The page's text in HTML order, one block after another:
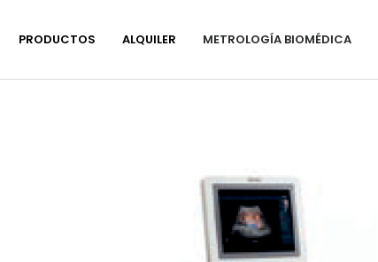
PRODUCTOS ALQUILER METROLOGÍA BIOMÉDICA